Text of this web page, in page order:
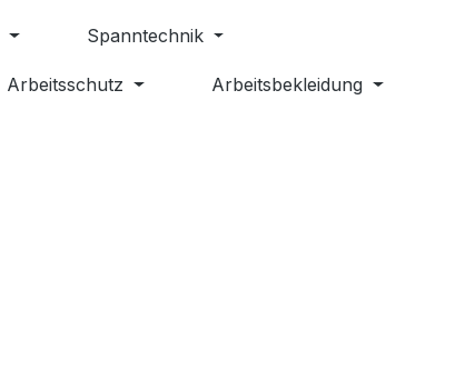
Spanntechnik
Arbeitsschutz Arbeitsbekleidung